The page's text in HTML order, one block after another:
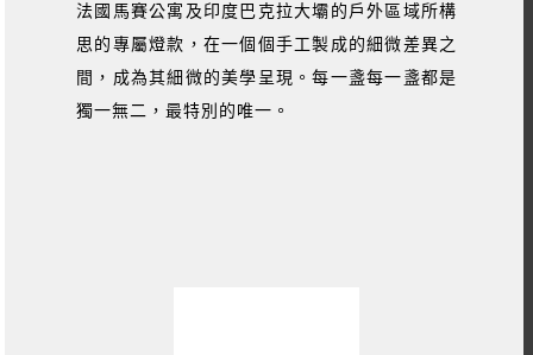
法國馬賽公寓及印度巴克拉大壩的戶外區域所構
思的專屬燈款，在一個個手工製成的細微差異之
間，成為其細微的美學呈現。每一盞每一盞都是
獨一無二，最特別的唯一。